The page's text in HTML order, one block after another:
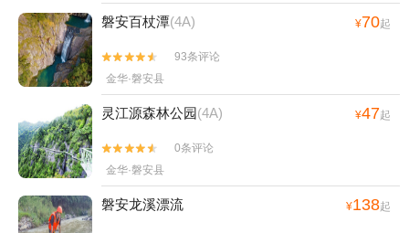
磐安百杖潭(4A) ¥70起


93条评论
金华·磐安县
灵江源森林公园(4A) ¥47起


0条评论
金华·磐安县
磐安龙溪漂流 ¥138起